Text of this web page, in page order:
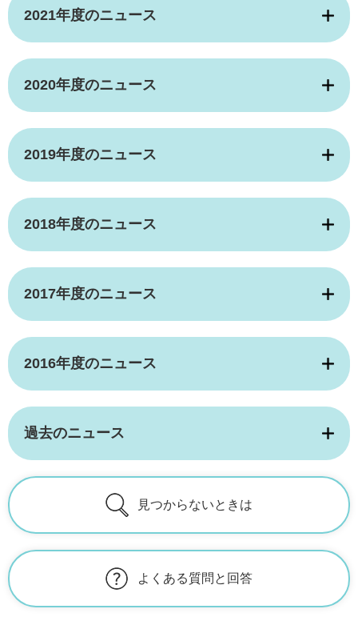
2021年度のニュース
2020年度のニュース
2019年度のニュース
2018年度のニュース
2017年度のニュース
2016年度のニュース
過去のニュース
見つからないときは
よくある質問と回答